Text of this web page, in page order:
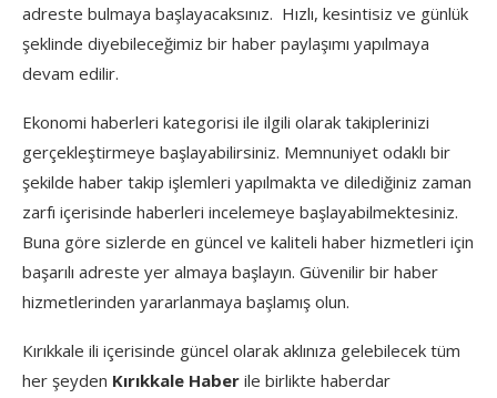
adreste bulmaya başlayacaksınız. Hızlı, kesintisiz ve günlük
şeklinde diyebileceğimiz bir haber paylaşımı yapılmaya
devam edilir.
Ekonomi haberleri kategorisi ile ilgili olarak takiplerinizi
gerçekleştirmeye başlayabilirsiniz. Memnuniyet odaklı bir
şekilde haber takip işlemleri yapılmakta ve dilediğiniz zaman
zarfı içerisinde haberleri incelemeye başlayabilmektesiniz.
Buna göre sizlerde en güncel ve kaliteli haber hizmetleri için
başarılı adreste yer almaya başlayın. Güvenilir bir haber
hizmetlerinden yararlanmaya başlamış olun.
Kırıkkale ili içerisinde güncel olarak aklınıza gelebilecek tüm
her şeyden Kırıkkale Haber ile birlikte haberdar